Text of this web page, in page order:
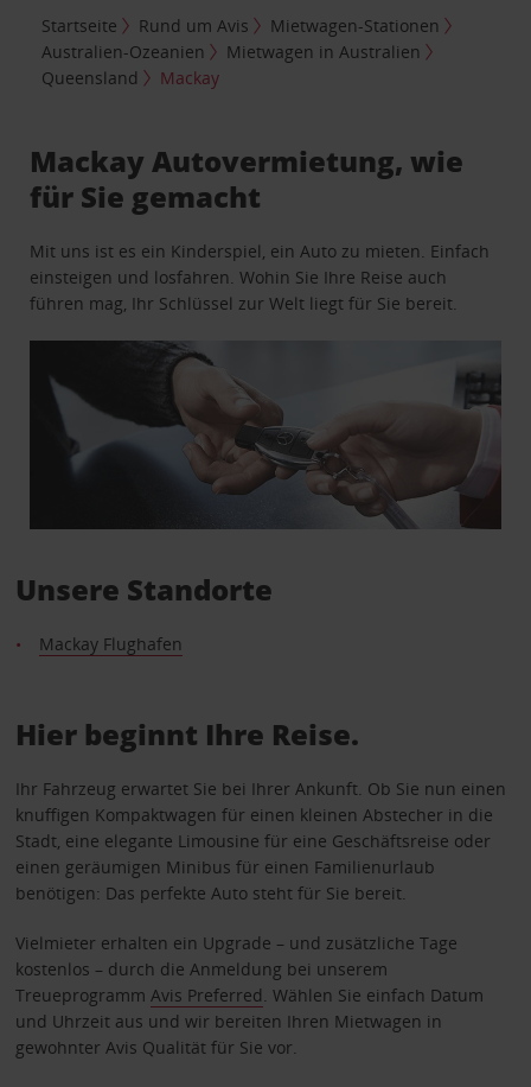
Startseite Rund um Avis
Mietwagen-Stationen
Australien-Ozeanien
Mietwagen in Australien
Queensland
Mackay
Mackay Autovermietung, wie
für Sie gemacht
Mit uns ist es ein Kinderspiel, ein Auto zu mieten. Einfach
einsteigen und losfahren. Wohin Sie Ihre Reise auch
führen mag, Ihr Schlüssel zur Welt liegt für Sie bereit.
Unsere Standorte
Mackay Flughafen
Hier beginnt Ihre Reise.
Ihr Fahrzeug erwartet Sie bei Ihrer Ankunft. Ob Sie nun einen
knuffigen Kompaktwagen für einen kleinen Abstecher in die
Stadt, eine elegante Limousine für eine Geschäftsreise oder
einen geräumigen Minibus für einen Familienurlaub
benötigen: Das perfekte Auto steht für Sie bereit.
Vielmieter erhalten ein Upgrade – und zusätzliche Tage
kostenlos – durch die Anmeldung bei unserem
Treueprogramm Avis Preferred . Wählen Sie einfach Datum
und Uhrzeit aus und wir bereiten Ihren Mietwagen in
gewohnter Avis Qualität für Sie vor.